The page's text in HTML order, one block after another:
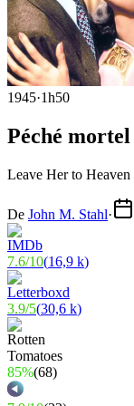
1945·1h50
Péché mortel
Leave Her to Heaven
De John M. Stahl·
7.6/10(16,9 k)
3.9/5(30,6 k)
85%(68)